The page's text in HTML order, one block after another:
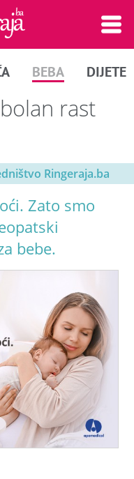
BEBA DIJETE
rast
Ringeraja.ba
Zato smo
bebe.